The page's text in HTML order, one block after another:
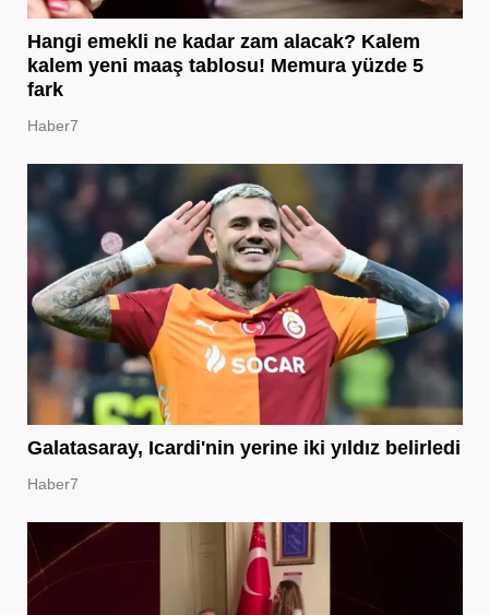
Hangi emekli ne kadar zam alacak? Kalem
kalem yeni maaş tablosu! Memura yüzde 5
fark
Haber7
Galatasaray, Icardi'nin yerine iki yıldız belirledi
Haber7